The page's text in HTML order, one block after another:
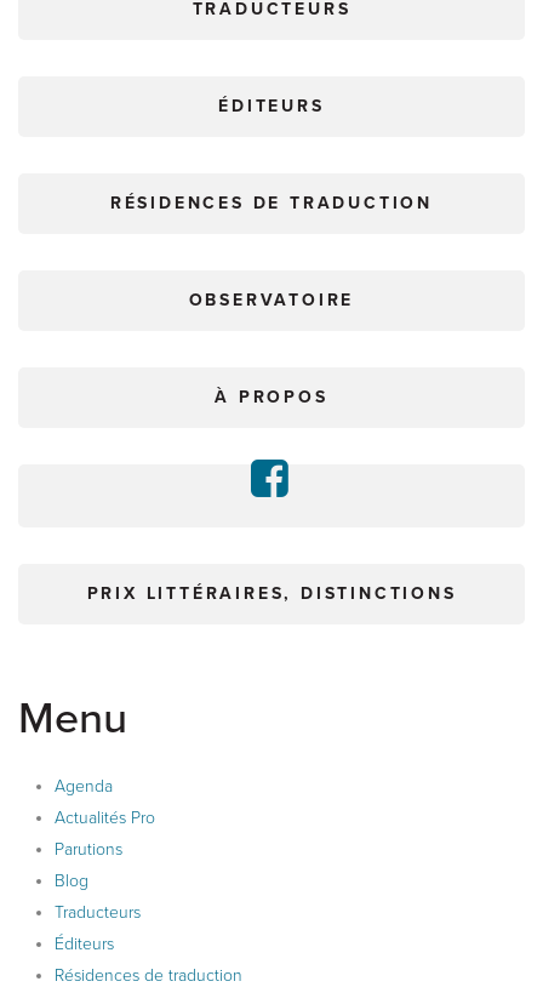
TRADUCTEURS
ÉDITEURS
RÉSIDENCES DE TRADUCTION
OBSERVATOIRE
À PROPOS
PRIX LITTÉRAIRES, DISTINCTIONS
Menu
Agenda
Actualités Pro
Parutions
Blog
Traducteurs
Éditeurs
Résidences de traduction